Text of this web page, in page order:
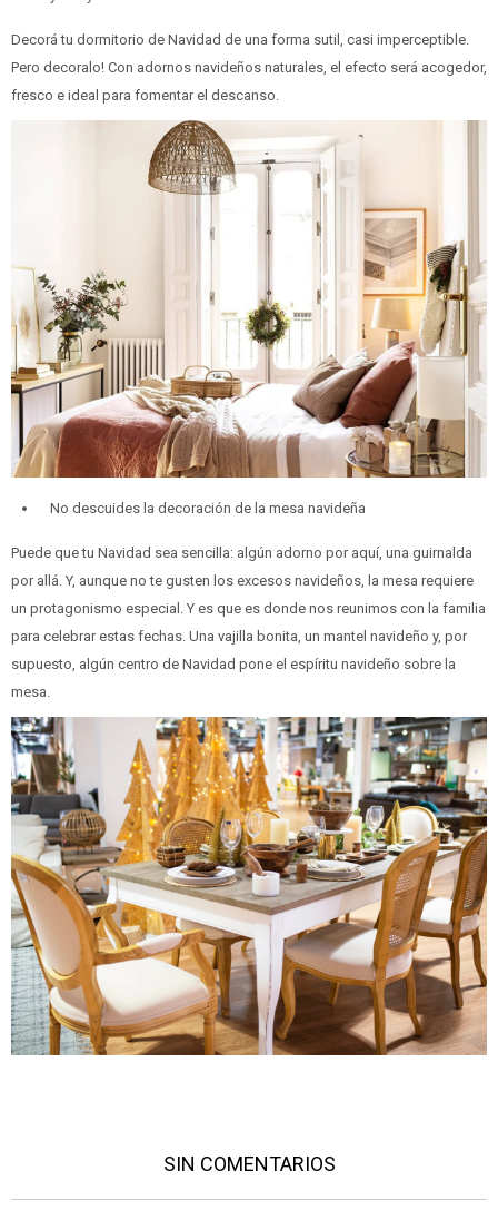
Decorá tu dormitorio de Navidad de una forma sutil, casi imperceptible.
Pero decoralo! Con adornos navideños naturales, el efecto será acogedor,
fresco e ideal para fomentar el descanso.
No descuides la decoración de la mesa navideña
Puede que tu Navidad sea sencilla: algún adorno por aquí, una guirnalda
por allá. Y, aunque no te gusten los excesos navideños, la mesa requiere
un protagonismo especial. Y es que es donde nos reunimos con la familia
para celebrar estas fechas. Una vajilla bonita, un mantel navideño y, por
supuesto, algún centro de Navidad pone el espíritu navideño sobre la
mesa.
SIN COMENTARIOS